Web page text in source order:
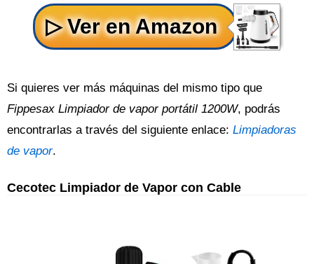
Si quieres ver más máquinas del mismo tipo que
Fippesax Limpiador de vapor portátil 1200W, podrás
encontrarlas a través del siguiente enlace: Limpiadoras
de vapor.
Cecotec Limpiador de Vapor con Cable